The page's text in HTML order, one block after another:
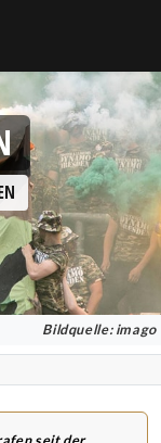
Bildquelle: imago